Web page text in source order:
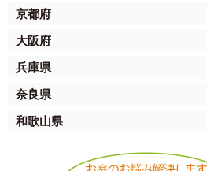
京都府
大阪府
兵庫県
奈良県
和歌山県